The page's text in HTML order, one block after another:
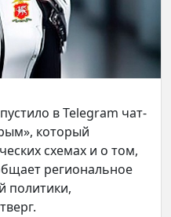
в Telegram чат-
который
схемах и о том,
региональное
политики,